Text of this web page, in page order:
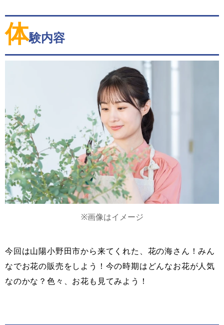
体験内容
※画像はイメージ
今回は山陽小野田市から来てくれた、花の海さん！みん
なでお花の販売をしよう！今の時期はどんなお花が人気
なのかな？色々、お花も見てみよう！